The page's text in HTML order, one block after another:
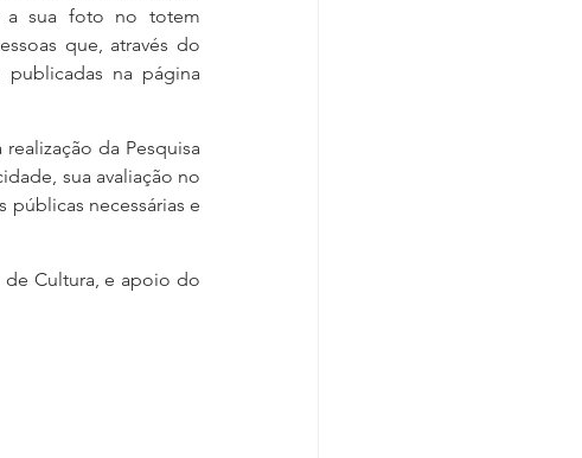
a sua foto no totem
que, através do
na página
da Pesquisa
sua avaliação no
públicas necessárias e
de Cultura, e apoio do